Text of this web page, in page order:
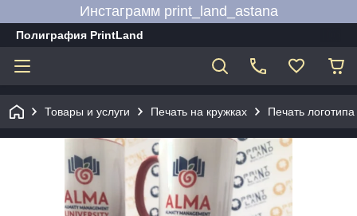
Инстаграмм print_land_astana
Полиграфия PrintLand
Товары и услуги Печать на кружках Печать